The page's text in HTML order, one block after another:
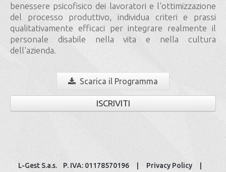
benessere psicofisico dei lavoratori e l'ottimizzazione
del processo produttivo, individua criteri e prassi
qualitativamente efficaci per integrare realmente il
personale disabile nella vita e nella cultura
dell'azienda.
Scarica il Programma
ISCRIVITI
L-Gest S.a.s. P. IVA: 01178570196 | Privacy Policy